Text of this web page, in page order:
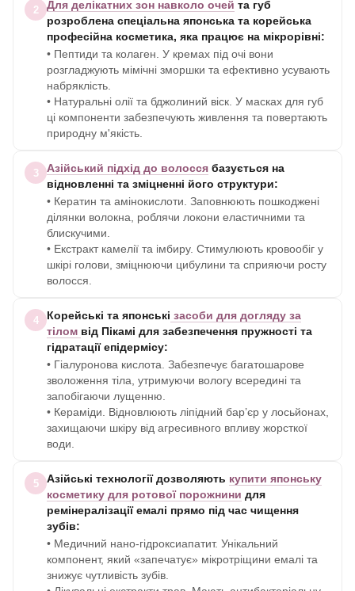
2 Для делікатних зон навколо очей та губ
розроблена спеціальна японська та корейська
професійна косметика, яка працює на мікрорівні:
• Пептиди та колаген. У кремах під очі вони
розгладжують мімічні зморшки та ефективно усувають
набряклість.
• Натуральні олії та бджолиний віск. У масках для губ
ці компоненти забезпечують живлення та повертають
природну м'якість.
3 Азійський підхід до волосся базується на
відновленні та зміцненні його структури:
• Кератин та амінокислоти. Заповнюють пошкоджені
ділянки волокна, роблячи локони еластичними та
блискучими.
• Екстракт камелії та імбиру. Стимулюють кровообіг у
шкірі голови, зміцнюючи цибулини та сприяючи росту
волосся.
4 Корейські та японські засоби для догляду за
тілом від Пікамі для забезпечення пружності та
гідратації епідермісу:
• Гіалуронова кислота. Забезпечує багатошарове
зволоження тіла, утримуючи вологу всередині та
запобігаючи лущенню.
• Кераміди. Відновлюють ліпідний бар’єр у лосьйонах,
захищаючи шкіру від агресивного впливу жорсткої
води.
5 Азійські технології дозволяють купити японську
косметику для ротової порожнини для
ремінералізації емалі прямо під час чищення
зубів:
• Медичний нано-гідроксиапатит. Унікальний
компонент, який «запечатує» мікротріщини емалі та
знижує чутливість зубів.